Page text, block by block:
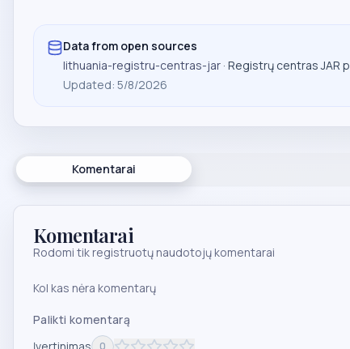
Data from open sources
lithuania-registru-centras-jar · Registrų centras JAR
Updated: 5/8/2026
Komentarai
Komentarai
Rodomi tik registruotų naudotojų komentarai
Kol kas nėra komentarų
Palikti komentarą
0